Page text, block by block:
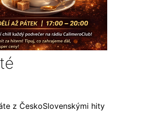
z ČeskoSlovenskými hity